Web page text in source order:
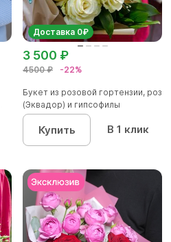
Доставка 0₽
4500 ₽ -22%
3 500 ₽
Букет из розовой гортензии, роз
(Эквадор) и гипсофилы
Купить В 1 клик